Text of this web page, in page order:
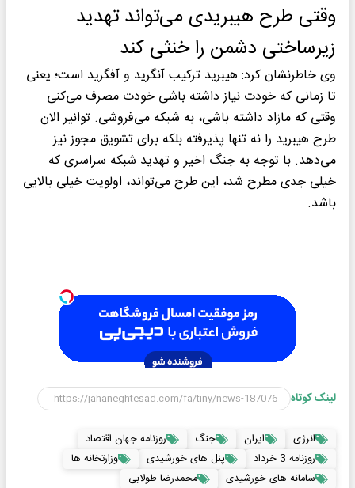
وقتی طرح هیبریدی می‌تواند تهدید
زیرساختی دشمن را خنثی کند
وی خاطرنشان کرد: هیبرید ترکیب آنگرید و آفگرید است؛ یعنی
تا زمانی که خودت نیاز داشته باشی خودت مصرف می‌کنی
وقتی که مازاد داشته باشی، به شبکه می‌فروشی. توانیر الان
طرح هیبرید را نه تنها پذیرفته بلکه برای تشویق مجوز نیز
می‌دهد. با توجه به جنگ اخیر و تهدید شبکه سراسری که
خیلی جدی مطرح شد، این طرح می‌تواند، اولویت خیلی بالایی
باشد.
لینک کوتاه
انرژی ایران جنگ
روزنامه جهان اقتصاد
روزنامه 3 خرداد
پنل های خورشیدی
وزارتخانه ها
سامانه های خورشیدی
محمدرضا طولابی